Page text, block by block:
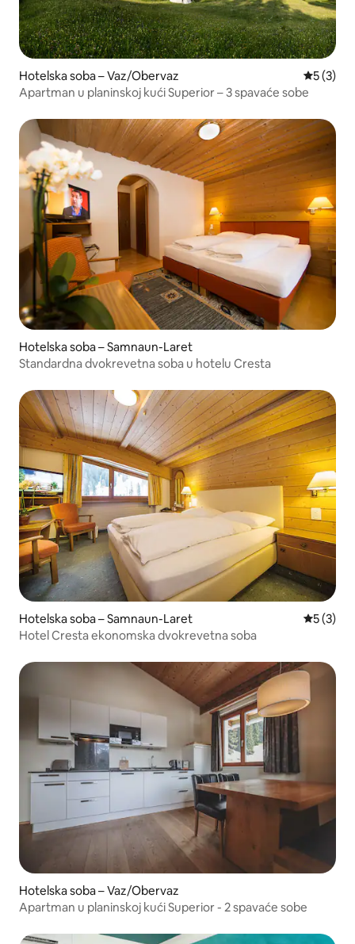
Hotelska soba – Vaz/Obervaz
5 (3)
Apartman u planinskoj kući Superior – 3 spavaće sobe
Hotelska soba – Samnaun-Laret
Standardna dvokrevetna soba u hotelu Cresta
Hotelska soba – Samnaun-Laret
5 (3)
Hotel Cresta ekonomska dvokrevetna soba
Hotelska soba – Vaz/Obervaz
Apartman u planinskoj kući Superior - 2 spavaće sobe